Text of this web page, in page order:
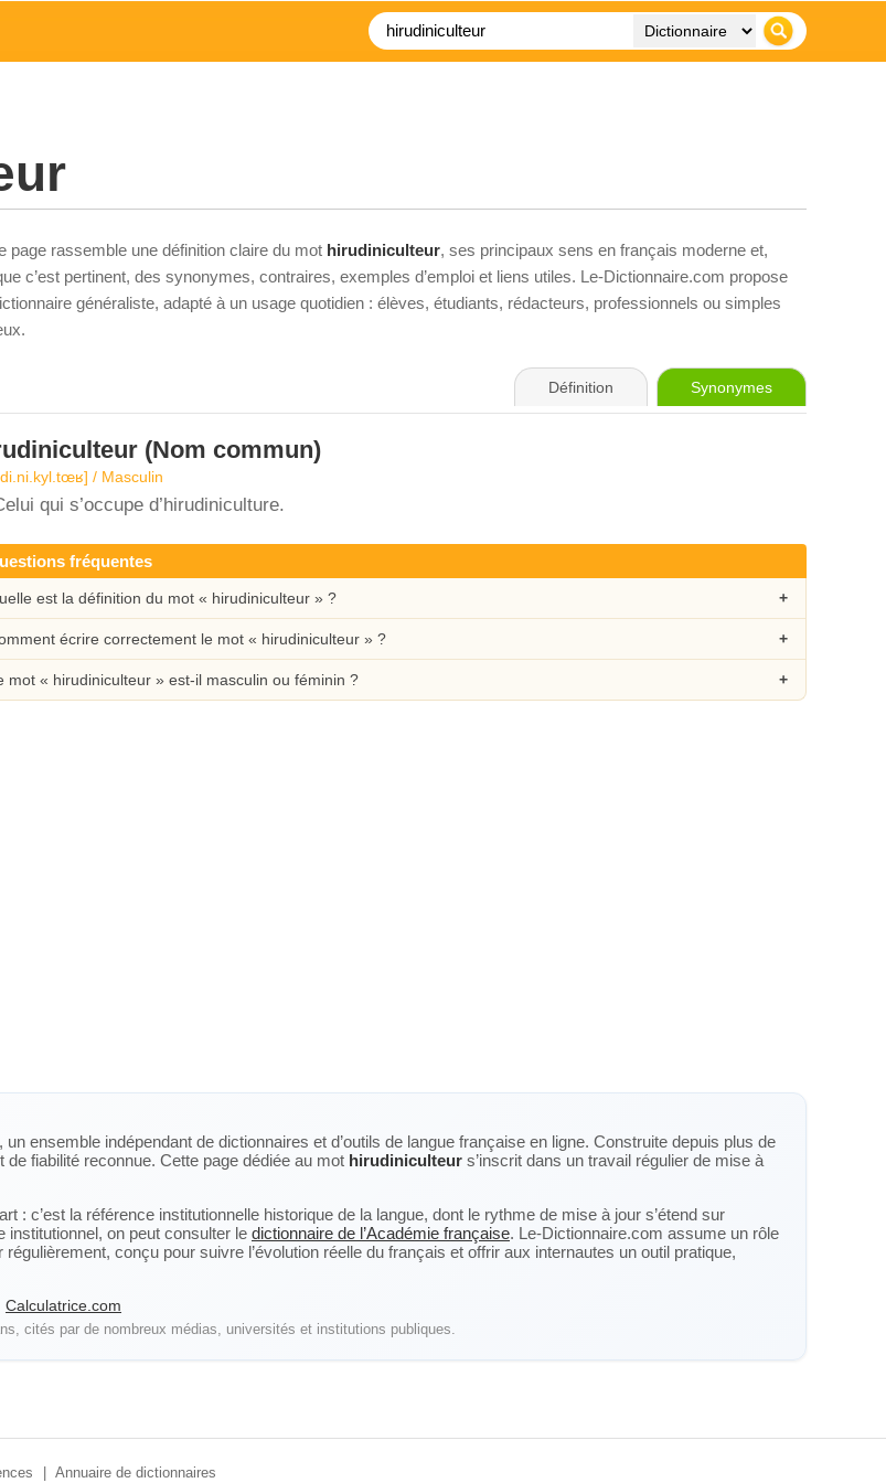
page rassemble une définition claire du mot hirudiniculteur, ses principaux sens en français moderne et,
c’est pertinent, des synonymes, contraires, exemples d’emploi et liens utiles. Le-Dictionnaire.com propose
généraliste, adapté à un usage quotidien : élèves, étudiants, rédacteurs, professionnels ou simples
Définition Synonymes
(Nom commun)
/ Masculin
qui s’occupe d’hirudiniculture.
fréquentes
est la définition du mot « hirudiniculteur » ?
écrire correctement le mot « hirudiniculteur » ?
mot « hirudiniculteur » est-il masculin ou féminin ?
, un ensemble indépendant de dictionnaires et d’outils de langue française en ligne. Construite depuis plus de
fiabilité reconnue. Cette page dédiée au mot hirudiniculteur s’inscrit dans un travail régulier de mise à
: c’est la référence institutionnelle historique de la langue, dont le rythme de mise à jour s’étend sur
institutionnel, on peut consulter le dictionnaire de l’Académie française. Le-Dictionnaire.com assume un rôle
conçu pour suivre l’évolution réelle du français et offrir aux internautes un outil pratique,
Calculatrice.com
cités par de nombreux médias, universités et institutions publiques.
Annuaire de dictionnaires